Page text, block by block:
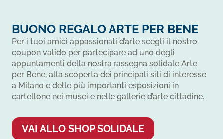
BUONO REGALO ARTE PER BENE
Per i tuoi amici appassionati d’arte scegli il nostro
coupon valido per partecipare ad uno degli
appuntamenti della nostra rassegna solidale Arte
per Bene, alla scoperta dei principali siti di interesse
a Milano e delle più importanti esposizioni in
cartellone nei musei e nelle gallerie d’arte cittadine.
VAI ALLO SHOP SOLIDALE